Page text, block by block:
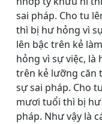
sai pháp. Cho tu
thì bị hư hỏng vì
lên bậc trên kẻ
hỏng vì sự việc, là
trên kẻ lưỡng căn
sự sai pháp. Cho
mươi tuổi thì bị hư
pháp. Như vậy là